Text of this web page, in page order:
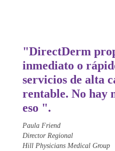
"DirectDerm
inmediato o
servicios de alta
rentable. No hay
eso ".
Paula Friend
Director Regional
Hill Physicians Medical Group